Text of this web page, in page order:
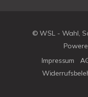
© WSL - Wahl,
Impressum